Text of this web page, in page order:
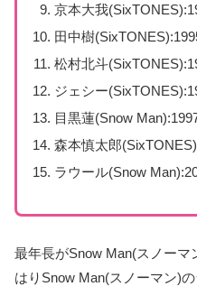
京本大我
田中樹
松村北斗
ジェシー
目黒蓮(Snow
森本慎太郎
ラウール(Snow
最年長がSnow Man(スノー
はりSnow Man(スノーマン)の